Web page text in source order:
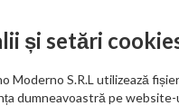
și setări
Moderno S.R.L utilizează
dumneavoastră pe